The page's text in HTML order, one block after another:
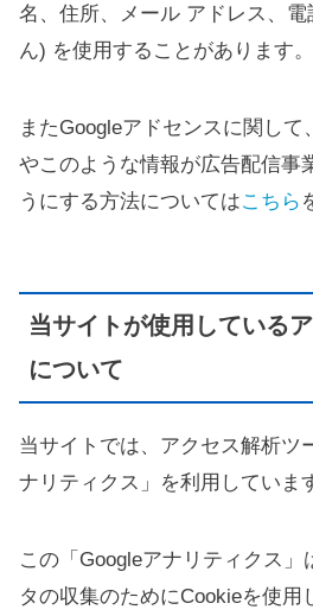
名、住所、メール アドレス、
ん) を使用することがあります。
またGoogleアドセンスに関し
やこのような情報が広告配信事
うにする方法についてはこちら
当サイトが使用している
について
当サイトでは、アクセス解析ツ
ナリティクス」を利用していま
この「Googleアナリティクス」
タの収集のためにCookieを使用